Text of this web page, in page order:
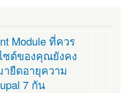
Module ที่ควร
ซต์ของคุณยังคง
ายืดอายุความ
7 กัน